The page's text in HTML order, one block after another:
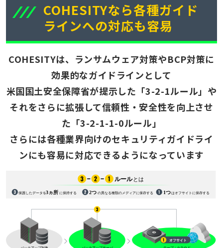
COHESITYなら各種ガイド
ラインへの対応も容易
COHESITYは、ランサムウェア対策やBCP対策に
効果的なガイドラインとして
米国国土安全保障省が提示した「3-2-1ルール」や
それをさらに拡張して信頼性・安全性を向上させ
た「3-2-1-1-0ルール」
さらには各種業界向けのセキュリティガイドライ
ンにも容易に対応できるようになっています